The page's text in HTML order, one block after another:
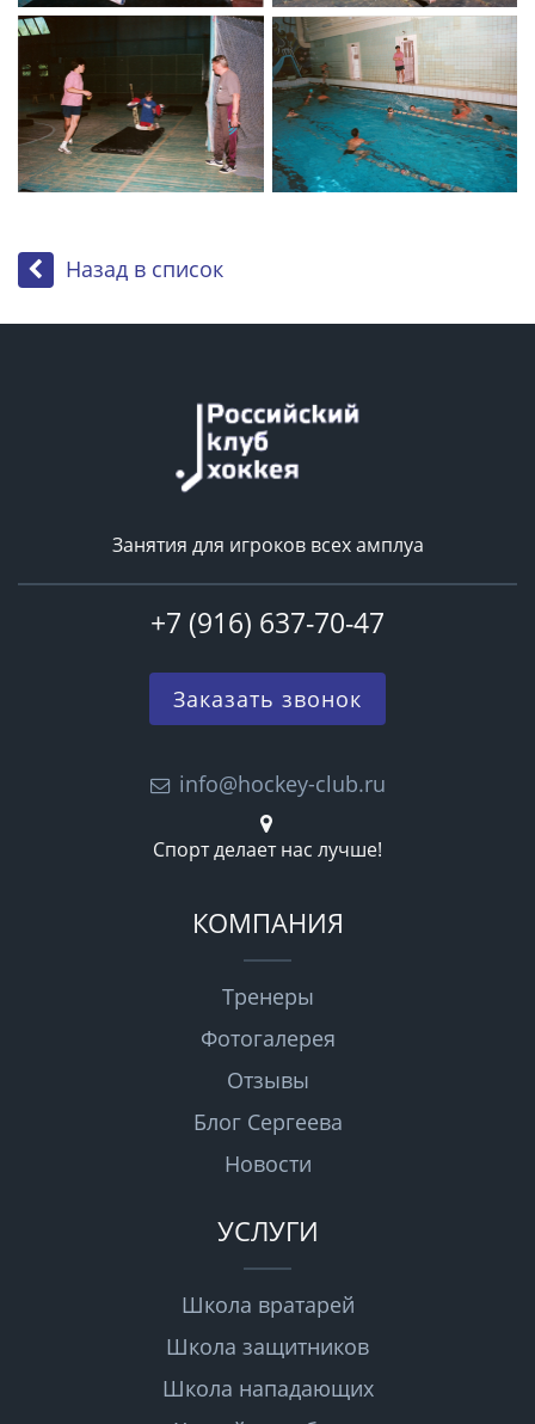
Назад в список
Занятия для игроков всех амплуа
+7 (916) 637-70-47
Заказать звонок
info@hockey-club.ru
Спорт делает нас лучше!
КОМПАНИЯ
Тренеры
Фотогалерея
Отзывы
Блог Сергеева
Новости
УСЛУГИ
Школа вратарей
Школа защитников
Школа нападающих